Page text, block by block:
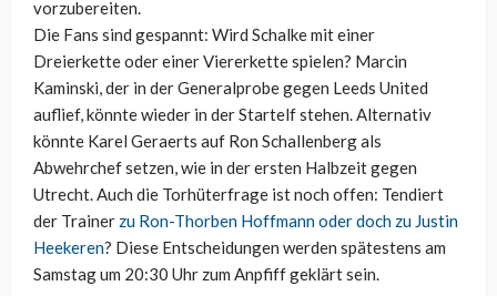
vorzubereiten.
Die Fans sind gespannt: Wird Schalke mit einer
Dreierkette oder einer Viererkette spielen? Marcin
Kaminski, der in der Generalprobe gegen Leeds United
auflief, könnte wieder in der Startelf stehen. Alternativ
könnte Karel Geraerts auf Ron Schallenberg als
Abwehrchef setzen, wie in der ersten Halbzeit gegen
Utrecht. Auch die Torhüterfrage ist noch offen: Tendiert
der Trainer zu Ron-Thorben Hoffmann oder doch zu Justin
Heekeren? Diese Entscheidungen werden spätestens am
Samstag um 20:30 Uhr zum Anpfiff geklärt sein.